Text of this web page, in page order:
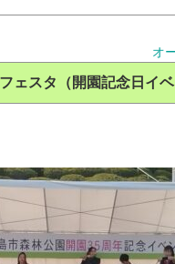
オ
ェスタ（開園記念日イベ